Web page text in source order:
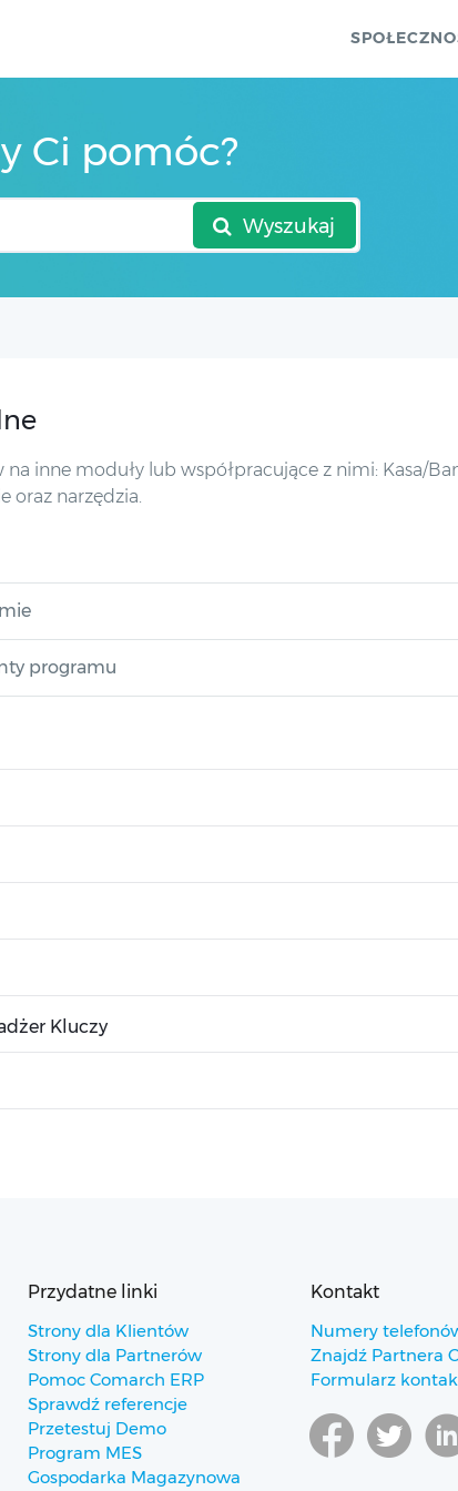
Ci pomóc?
Wyszukaj
inne moduły lub współpracujące z nimi: Kasa/
oraz narzędzia.
programu
Kluczy
Przydatne linki
Strony dla Klientów
Strony dla Partnerów
Pomoc Comarch ERP
Sprawdź referencje
Przetestuj Demo
Program MES
Gospodarka Magazynowa
Kontakt
Numery
Znajdź Partnera
Formularz